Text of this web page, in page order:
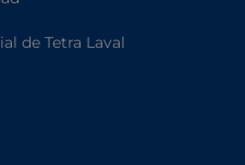
de Tetra Laval